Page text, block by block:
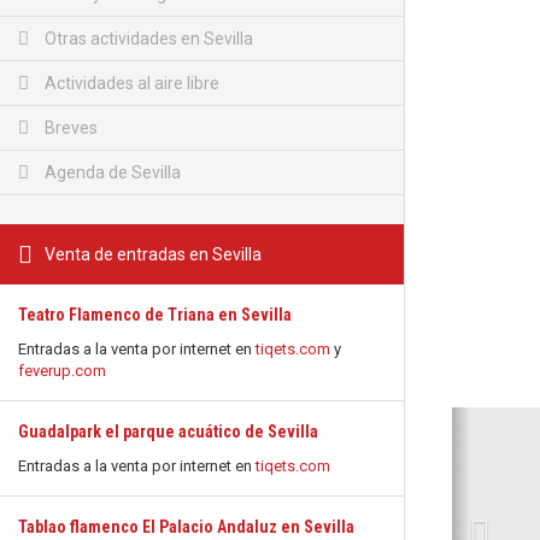
Otras actividades en Sevilla
Actividades al aire libre
Breves
Agenda de Sevilla
Venta de entradas en Sevilla
Teatro Flamenco de Triana en Sevilla
Entradas a la venta por internet entiqets.com y
feverup.com
Guadalpark el parque acuático de Sevilla
Entradas a la venta por internet entiqets.com
Tablao flamenco El Palacio Andaluz en Sevilla